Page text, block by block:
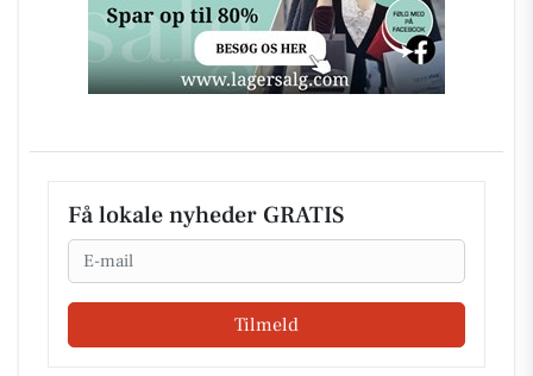
Få lokale nyheder GRATIS
Email
Tilmeld